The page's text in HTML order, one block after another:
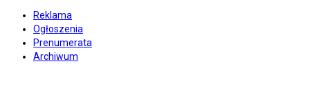
Reklama
Ogłoszenia
Prenumerata
Archiwum